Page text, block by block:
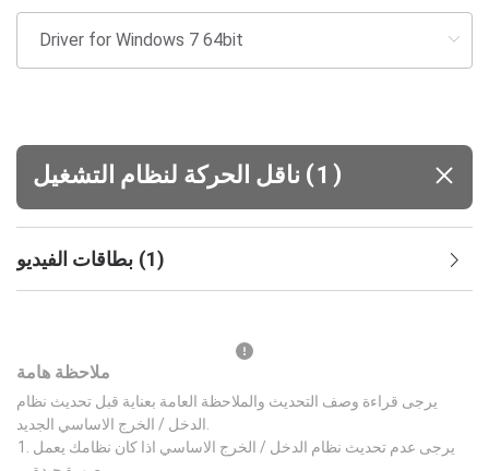
(1 )
بطاقات الفيديو (1)
ملاحظة هامة
يرجى قراءة وصف التحديث والملاحظة العامة بعناية قبل تحديث نظام
يرجى عدم تحديث نظام الدخل / الخرج الاساسي اذا كان نظامك يعمل